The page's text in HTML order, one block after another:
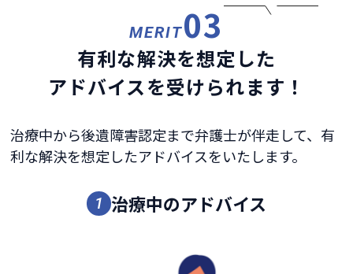
MERIT03
有利な解決を想定した
アドバイスを受けられます！
治療中から後遺障害認定まで弁護士が伴走して、有
利な解決を想定したアドバイスをいたします。
1 治療中のアドバイス